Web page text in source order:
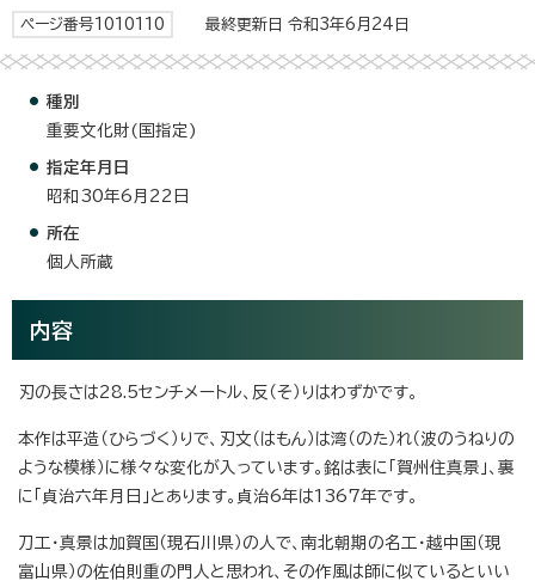
ページ番号1010110 最終更新日 令和3年6月24日
種別
重要文化財(国指定)
指定年月日
昭和30年6月22日
所在
個人所蔵
内容
刃の長さは28.5センチメートル、反（そ）りはわずかです。
本作は平造（ひらづく）りで、刃文（はもん）は湾（のた）れ（波のうねりの
ような模様）に様々な変化が入っています。銘は表に「賀州住真景」、裏
に「貞治六年月日」とあります。貞治6年は1367年です。
刀工・真景は加賀国（現石川県）の人で、南北朝期の名工・越中国（現
富山県）の佐伯則重の門人と思われ、その作風は師に似ているといい